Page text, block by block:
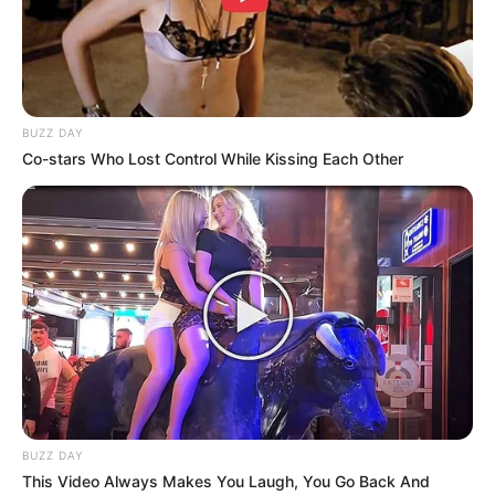
BUZZ DAY
Co-stars Who Lost Control While Kissing Each Other
BUZZ DAY
This Video Always Makes You Laugh, You Go Back And